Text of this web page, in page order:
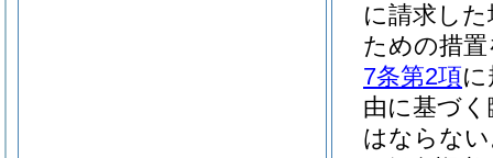
に請求し
ための措
7条第2項
由に基づ
はならな